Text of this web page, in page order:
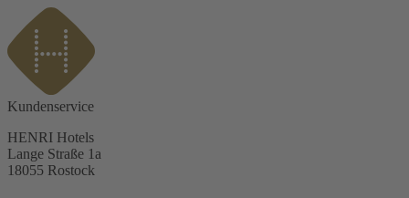
Kundenservice
HENRI Hotels
Lange Straße 1a
18055 Rostock